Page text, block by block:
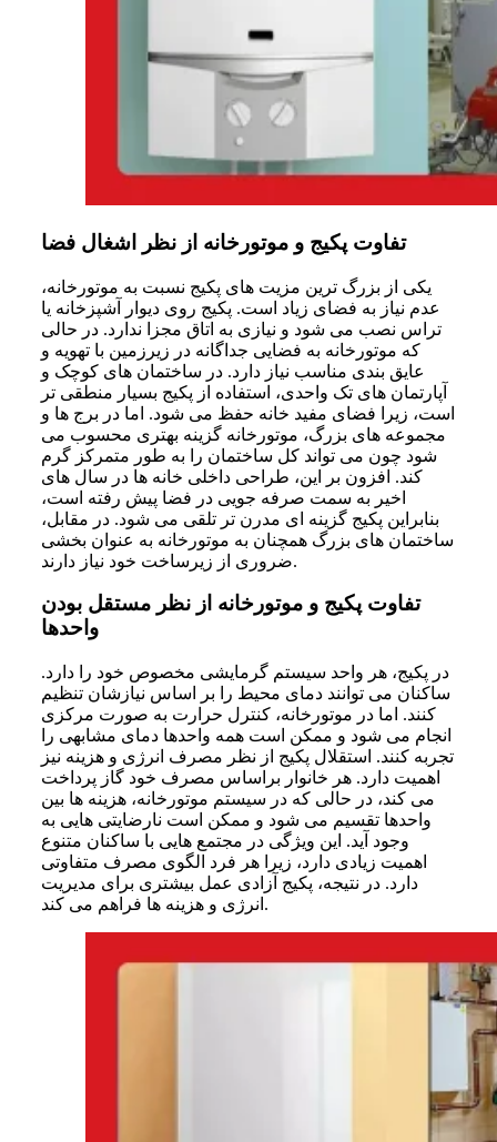
تفاوت پکیج و موتورخانه از نظر اشغال فضا
یکی از بزرگ ترین مزیت های پکیج نسبت به موتورخانه،
عدم نیاز به فضای زیاد است. پکیج روی دیوار آشپزخانه یا
تراس نصب می شود و نیازی به اتاق مجزا ندارد. در حالی
که موتورخانه به فضایی جداگانه در زیرزمین با تهویه و
عایق بندی مناسب نیاز دارد. در ساختمان های کوچک و
آپارتمان های تک واحدی، استفاده از پکیج بسیار منطقی تر
است، زیرا فضای مفید خانه حفظ می شود. اما در برج ها و
مجموعه های بزرگ، موتورخانه گزینه بهتری محسوب می
شود چون می تواند کل ساختمان را به طور متمرکز گرم
کند. افزون بر این، طراحی داخلی خانه ‌ها در سال ‌های
اخیر به سمت صرفه‌ جویی در فضا پیش رفته است،
بنابراین پکیج گزینه‌ ای مدرن ‌تر تلقی می‌ شود. در مقابل،
ساختمان‌ های بزرگ همچنان به موتورخانه به ‌عنوان بخشی
ضروری از زیرساخت خود نیاز دارند.
تفاوت پکیج و موتورخانه از نظر مستقل بودن
واحدها
در پکیج، هر واحد سیستم گرمایشی مخصوص خود را دارد.
ساکنان می توانند دمای محیط را بر اساس نیازشان تنظیم
کنند. اما در موتورخانه، کنترل حرارت به صورت مرکزی
انجام می شود و ممکن است همه واحدها دمای مشابهی را
تجربه کنند. استقلال پکیج از نظر مصرف انرژی و هزینه نیز
اهمیت دارد. هر خانوار براساس مصرف خود گاز پرداخت
می کند، در حالی که در سیستم موتورخانه، هزینه ها بین
واحدها تقسیم می شود و ممکن است نارضایتی هایی به
وجود آید. این ویژگی در مجتمع ‌هایی با ساکنان متنوع
اهمیت زیادی دارد، زیرا هر فرد الگوی مصرف متفاوتی
دارد. در نتیجه، پکیج آزادی عمل بیشتری برای مدیریت
انرژی و هزینه‌ ها فراهم می‌ کند.